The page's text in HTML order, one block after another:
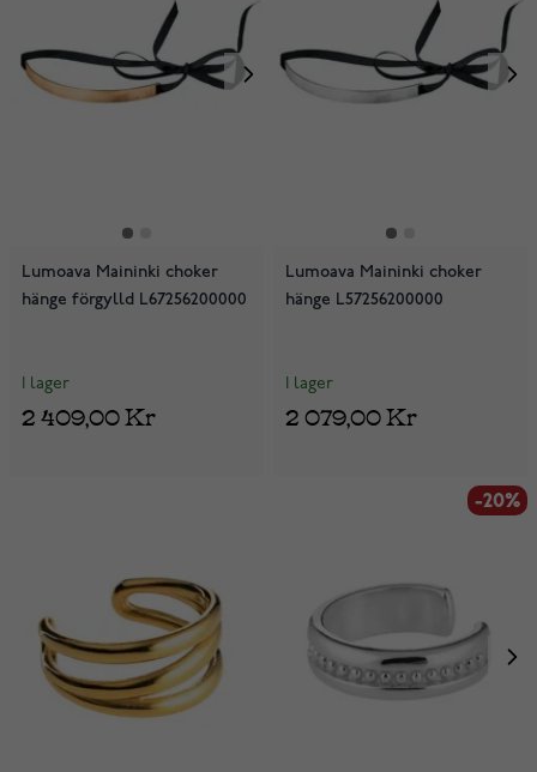
Lumoava Maininki choker
hänge förgylld L67256200000
I lager
2 409,00 Kr
Lumoava Maininki choker
hänge L57256200000
I lager
2 079,00 Kr
-20%